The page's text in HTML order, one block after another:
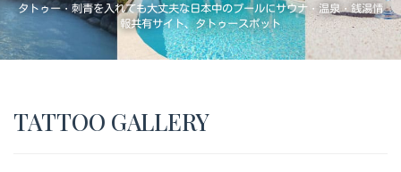
タトゥー・刺青を入れても大丈夫な日本中のプールにサウナ・温泉・銭湯情
報共有サイト、タトゥースポット
TATTOO GALLERY